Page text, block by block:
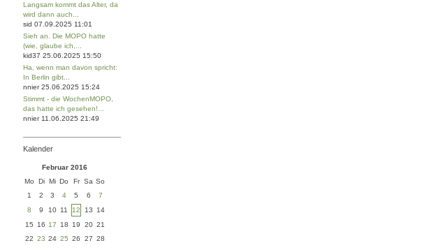
Langsam kommt das Alter, da
wird dann auch...
sid 07.09.2025 11:01
Sieh an. Die MOPO hatte
(wie, glaube ich,...
kid37 25.06.2025 15:50
Ha, wenn man davon spricht:
In Berlin gibt...
nnier 25.06.2025 15:24
Stimmt - die WochenMOPO,
das hatte ich gesehen!...
nnier 11.06.2025 21:49
Kalender
Februar 2016
Mo
Di Mi Do Fr Sa So
1
2 3 4 5 6
7
8
9 10 11 12 13
14
15
16 17 18 19 20 21
22 23 24 25 26 27 28